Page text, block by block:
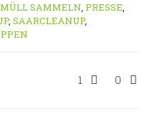
MÜLL SAMMELN, PRESSE,
, SAARCLEANUP,
1 0